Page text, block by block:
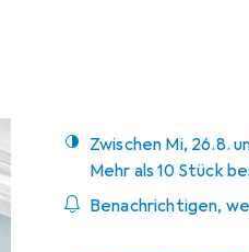
Zwischen Mi, 26.8.
Mehr als 10 Stück
Benachrichtigen,